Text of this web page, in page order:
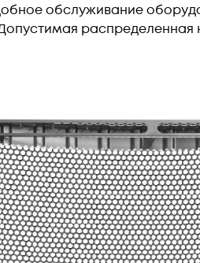
обслуживание
распределенная